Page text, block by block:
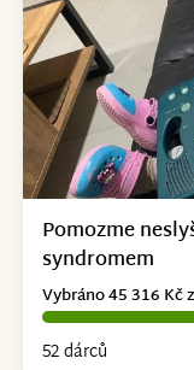
Pomozme
syndromem
52 dárců
Vybráno 45 316 Kč